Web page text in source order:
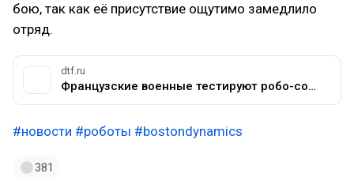
бою, так как её присутствие ощутимо замедлило
отряд.
dtf.ru
Французские военные тестируют робо-собак Spot и самоходные турели OPTIO-X20 для ведения городского боя — Железо на DTF
#новости #роботы #bostondynamics
381